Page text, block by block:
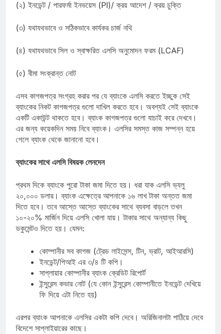
(২) ইনডেন্ট / পারফর্মা ইনভয়েস (PI)/ ক্রয় আদেশ / ক্রয় চুক্তি
(৩) যথাযথভাবে ও সঠিকভাবে কার্যকর চার্জ নথি
(৪) যথাযথভাবে সিল ও স্বাক্ষরিত এলসি অনুমোদন ফরম (LCAF)
(৫) বীমা সংক্রান্ত নোট
এসব কাগজপত্র সংগ্রহ করার পর যে ব্যাংকে এলসি করতে ইচ্ছুক সেই
ব্যাংকের নিকট কাগজপত্র গুলো দাখিল করতে হবে। অবশ্যই সেই ব্যাংকে
একটি একাউন্ট থাকতে হবে। ব্যাংক কাগজপত্র গুলো যাচাই করে দেখবে।
এর জন্য কয়েকদিন সময় নিবে ব্যাংক। এলসির সমস্ত কাজ সম্পন্ন হয়ে
গেলে ব্যাংক থেকে জানানো হবে।
ব্যাংকের সাথে এলসি বিষয়ক লেনদেন
প্রথম দিকে ব্যাংকে পুরো টাকা জমা দিতে হয়। ধরা যাক এলসি ভ্যলু
২০,০০০ ডলার। ব্যাংক এক্ষেত্রে আপনাকে ১৬ লাখ টাকা অন্তত জমা
দিতে হবে। তবে আস্তে আস্তে ব্যাংকের সাথে ব্যবসা বাড়লে তখন
১০-২০% মার্জিন দিয়ে এলসি খোলা যায়। টাকার সাথে অন্যান্য কিছু
ডকুমেন্টও দিতে হয়। যেমন:
কোম্পানীর সব কাগজ (ট্রেড লাইসেন্স, টিন, ভ্রাট, আইআরসি)
ইনডেন্ট/পিআই এর ৩/৪ টি কপি।
সাপ্লায়ার কোম্পানীর ব্যাংক ক্রেডিট রিপোর্ট
ইন্সুরেন্স কভার নোট (যে কোন ইন্সুরেন্স কোম্পানীতে ইনডেন্ট দেখিয়ে
ফি দিয়ে এটা নিতে হয়)
এরপর ব্যাংক আপনাকে এলসির একটা কপি দেবে। অরিজিনালটা পাঠিয়ে দেবে
বিদেশে সাপ্লাইয়ারের কাছে।